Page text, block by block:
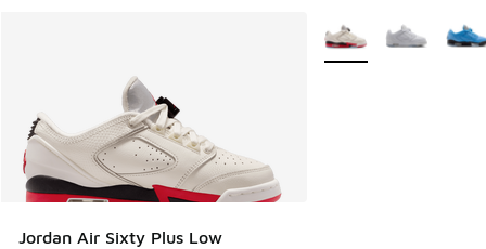
Jordan Air Sixty Plus Low
Weitere Farben